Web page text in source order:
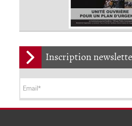
Inscription